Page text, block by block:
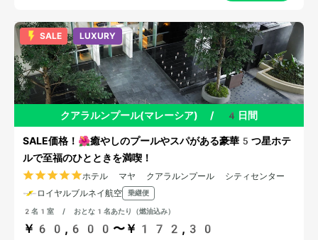
SALE LUXURY
クアラルンプール(マレーシア) / 4日間
SALE価格！🌺癒やしのプールやスパがある豪華5つ星ホテ
ルで至福のひとときを満喫！
ホテル マヤ クアラルンプール シティセンター
ロイヤルブルネイ航空
乗継便
2名1室 / おとな1名あたり（燃油込み）
￥60,600〜￥172,30